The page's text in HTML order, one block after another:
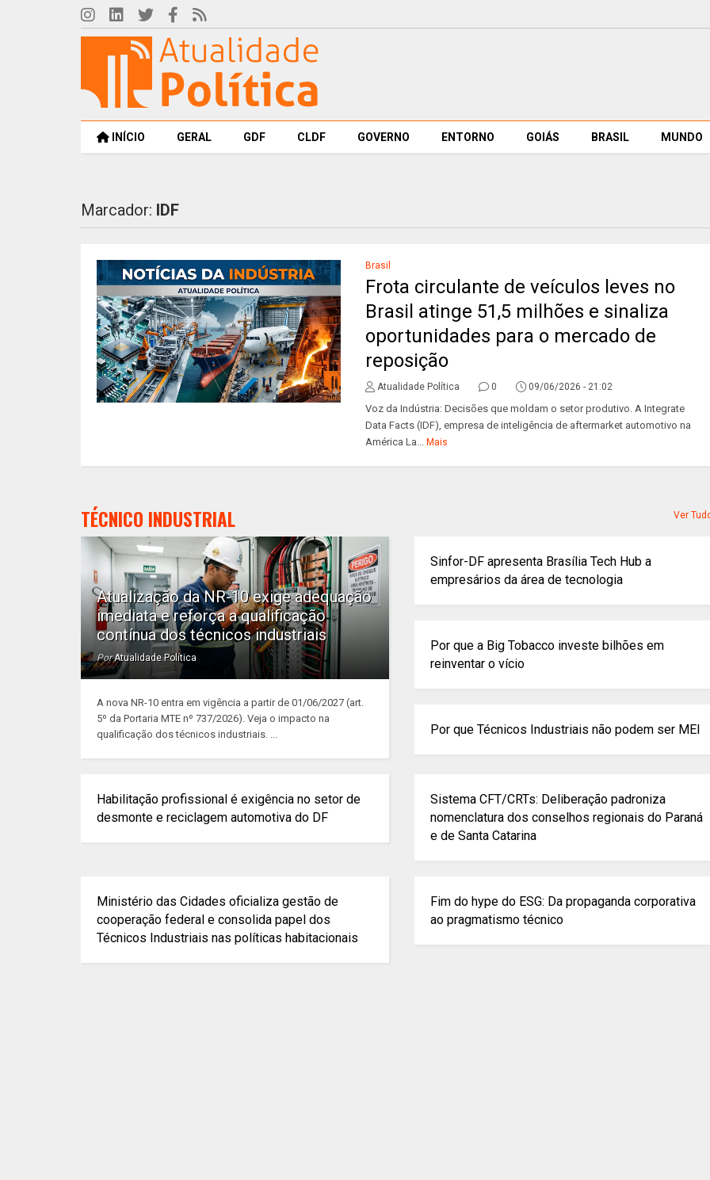
INÍCIO GERAL GDF CLDF GOVERNO ENTORNO GOIÁS BRASIL MUNDO
Marcador: IDF
Brasil
Frota circulante de veículos leves no
Brasil atinge 51,5 milhões e sinaliza
oportunidades para o mercado de
reposição
Atualidade Política 0 09/06/2026 - 21:02
Voz da Indústria: Decisões que moldam o setor produtivo. A Integrate
Data Facts (IDF), empresa de inteligência de aftermarket automotivo na
América La... Mais
TÉCNICO INDUSTRIAL Ver
Atualização da NR-10 exige adequação
imediata e reforça a qualificação
contínua dos técnicos industriais
Por Atualidade Política
A nova NR-10 entra em vigência a partir de 01/06/2027 (art.
5º da Portaria MTE nº 737/2026). Veja o impacto na
qualificação dos técnicos industriais. ...
Sinfor-DF apresenta Brasília Tech Hub a
empresários da área de tecnologia
Por que a Big Tobacco investe bilhões em
reinventar o vício
Por que Técnicos Industriais não podem ser MEI
Habilitação profissional é exigência no setor de
desmonte e reciclagem automotiva do DF
Sistema CFT/CRTs: Deliberação padroniza
nomenclatura dos conselhos regionais do Paraná
e de Santa Catarina
Ministério das Cidades oficializa gestão de
cooperação federal e consolida papel dos
Técnicos Industriais nas políticas habitacionais
Fim do hype do ESG: Da propaganda corporativa
ao pragmatismo técnico